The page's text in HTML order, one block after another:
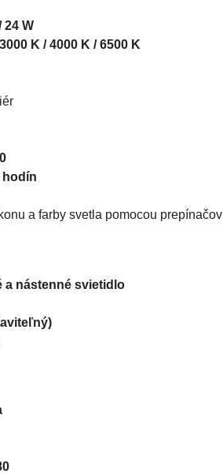
24 W
3000 K / 4000 K / 6500 K
hodín
a farby svetla pomocou prepínačov
a nástenné svietidlo